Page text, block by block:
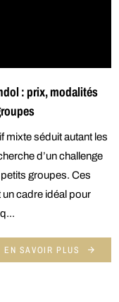
: prix, modalités
mixte séduit autant les
d’un challenge
groupes. Ces
cadre idéal pour
EN SAVOIR PLUS